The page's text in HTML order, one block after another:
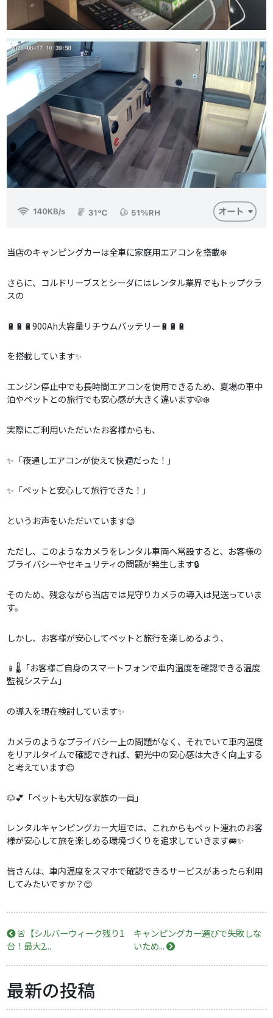
当店のキャンピングカーは全車に家庭用エアコンを搭載❄️
さらに、コルドリーブスとシーダにはレンタル業界でもトップクラ
スの
🔋🔋🔋900Ah大容量リチウムバッテリー🔋🔋🔋
を搭載しています✨
エンジン停止中でも長時間エアコンを使用できるため、夏場の車中
泊やペットとの旅行でも安心感が大きく違います🐶❄️
実際にご利用いただいたお客様からも、
✨「夜通しエアコンが使えて快適だった！」
✨「ペットと安心して旅行できた！」
というお声をいただいています😊
ただし、このようなカメラをレンタル車両へ常設すると、お客様の
プライバシーやセキュリティの問題が発生します🔒
そのため、残念ながら当店では見守りカメラの導入は見送っていま
す。
しかし、お客様が安心してペットと旅行を楽しめるよう、
📱🌡️「お客様ご自身のスマートフォンで車内温度を確認できる温度
監視システム」
の導入を現在検討しています✨
カメラのようなプライバシー上の問題がなく、それでいて車内温度
をリアルタイムで確認できれば、観光中の安心感は大きく向上する
と考えています😊
🐶💕「ペットも大切な家族の一員」
レンタルキャンピングカー大垣では、これからもペット連れのお客
様が安心して旅を楽しめる環境づくりを追求していきます🚐✨
皆さんは、車内温度をスマホで確認できるサービスがあったら利用
してみたいですか？😊
🚨【シルバーウィーク残り1
台！最大2...
キャンピングカー選びで失敗しな
いため...
最新の投稿